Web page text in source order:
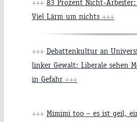
+++ 83 Prozent Nicht-Arbeiter:
Viel Lärm um nichts +++
+++ Debattenkultur an
linker Gewalt: Liberale sehen
in Gefahr +++
+++ Mimimi too – es ist geil,